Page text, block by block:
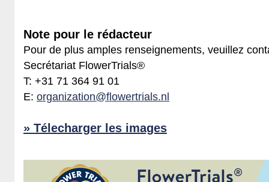
Note pour le rédacteur
Pour de plus amples renseignements, veuillez
Secrétariat FlowerTrials®
T: +31 71 364 91 01
E: organization@flowertrials.nl
» Télecharger les images